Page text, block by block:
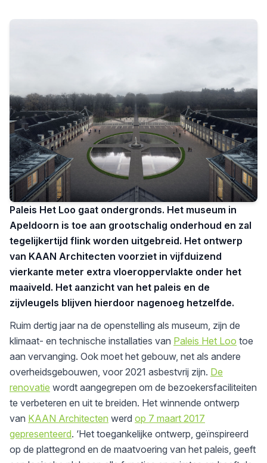
Paleis Het Loo gaat ondergronds. Het museum in
Apeldoorn is toe aan grootschalig onderhoud en zal
tegelijkertijd flink worden uitgebreid. Het ontwerp
van KAAN Architecten voorziet in vijfduizend
vierkante meter extra vloeroppervlakte onder het
maaiveld. Het aanzicht van het paleis en de
zijvleugels blijven hierdoor nagenoeg hetzelfde.
Ruim dertig jaar na de openstelling als museum, zijn de
klimaat- en technische installaties van Paleis Het Loo toe
aan vervanging. Ook moet het gebouw, net als andere
overheidsgebouwen, voor 2021 asbestvrij zijn. De
renovatie wordt aangegrepen om de bezoekersfaciliteiten
te verbeteren en uit te breiden. Het winnende ontwerp
van KAAN Architecten werd op 7 maart 2017
gepresenteerd. ‘Het toegankelijke ontwerp, geïnspireerd
op de plattegrond en de maatvoering van het paleis, geeft